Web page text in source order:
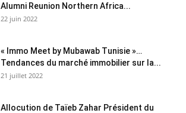
Alumni Reunion Northern Africa...
22 juin 2022
« Immo Meet by Mubawab Tunisie »…
Tendances du marché immobilier sur la...
21 juillet 2022
Allocution de Taïeb Zahar Président du